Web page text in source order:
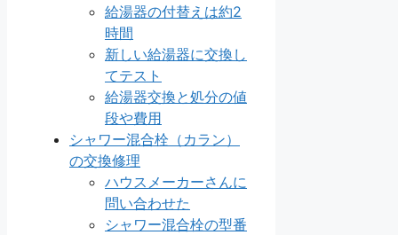
給湯器の付替えは約2
時間
新しい給湯器に交換し
てテスト
給湯器交換と処分の値
段や費用
シャワー混合栓（カラン）
の交換修理
ハウスメーカーさんに
問い合わせた
シャワー混合栓の型番